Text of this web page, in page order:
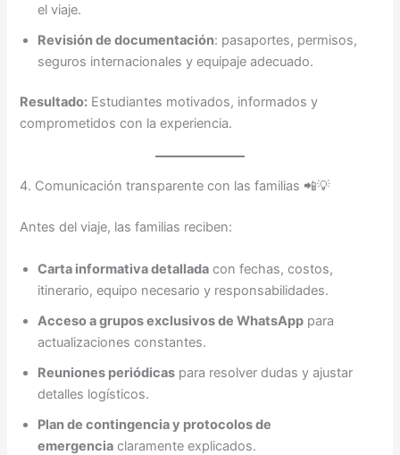
el viaje.
Revisión de documentación: pasaportes, permisos,
seguros internacionales y equipaje adecuado.
Resultado: Estudiantes motivados, informados y
comprometidos con la experiencia.
4. Comunicación transparente con las familias 📲💡
Antes del viaje, las familias reciben:
Carta informativa detallada con fechas, costos,
itinerario, equipo necesario y responsabilidades.
Acceso a grupos exclusivos de WhatsApp para
actualizaciones constantes.
Reuniones periódicas para resolver dudas y ajustar
detalles logísticos.
Plan de contingencia y protocolos de
emergencia claramente explicados.